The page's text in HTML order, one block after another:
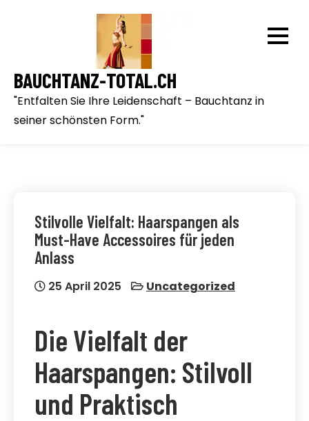
BAUCHTANZ-TOTAL.CH
"Entfalten Sie Ihre Leidenschaft – Bauchtanz in
seiner schönsten Form."
Stilvolle Vielfalt: Haarspangen als
Must-Have Accessoires für jeden
Anlass
25 April 2025 Uncategorized
Die Vielfalt der
Haarspangen: Stilvoll
und Praktisch